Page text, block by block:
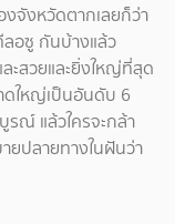
จังหวัดตากเลยก็ว่า
ลอซู กันบ้างแล้ว
ะสวยและยิ่งใหญ่ที่สุด
ดใหญ่เป็นอันดับ 6
ณ์ แล้วใครจะกล้า
ยปลายทางในฝันว่า